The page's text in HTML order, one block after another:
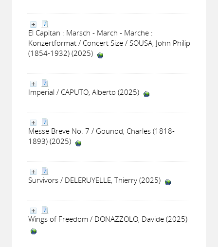
El Capitan : Marsch - March - Marche :
Konzertformat / Concert Size / SOUSA, John Philip
(1854-1932) (2025)
Imperial / CAPUTO, Alberto (2025)
Messe Breve No. 7 / Gounod, Charles (1818-
1893) (2025)
Survivors / DELERUYELLE, Thierry (2025)
Wings of Freedom / DONAZZOLO, Davide (2025)